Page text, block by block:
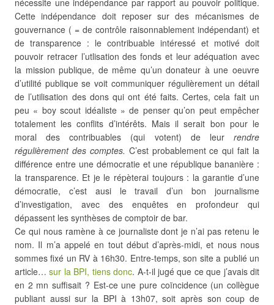
nécessite une indépendance par rapport au pouvoir politique.
Cette indépendance doit reposer sur des mécanismes de
gouvernance ( = de contrôle raisonnablement indépendant) et
de transparence : le contribuable intéressé et motivé doit
pouvoir retracer l’utlisation des fonds et leur adéquation avec
la mission publique, de même qu’un donateur à une oeuvre
d’utilité publique se voit communiquer régulièrement un détail
de l’utilisation des dons qui ont été faits. Certes, cela fait un
peu « boy scout idéaliste » de penser qu’on peut empêcher
totalement les conflits d’intérêts. Mais il serait bon pour le
moral des contribuables (qui votent) de leur rendre
régulièrement des comptes. C’est probablement ce qui fait la
différence entre une démocratie et une république bananière :
la transparence. Et je le répèterai toujours : la garantie d’une
démocratie, c’est ausi le travail d’un bon journalisme
d’investigation, avec des enquêtes en profondeur qui
dépassent les synthèses de comptoir de bar.
Ce qui nous ramène à ce journaliste dont je n’ai pas retenu le
nom. Il m’a appelé en tout début d’après-midi, et nous nous
sommes fixé un RV à 16h30. Entre-temps, son site a publié un
article…sur la BPI, tiens donc. A-t-il jugé que ce que j’avais dit
en 2 mn suffisait ? Est-ce une pure coïncidence (un collègue
publiant aussi sur la BPI à 13h07, soit après son coup de